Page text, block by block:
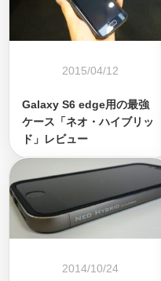
2015/04/12
Galaxy S6 edge用の最強
ケース「ネオ・ハイブリッ
ド」レビュー
2014/10/24